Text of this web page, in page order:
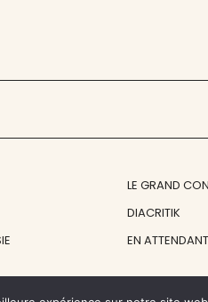
LE GRAND
DIACRITIK
EN